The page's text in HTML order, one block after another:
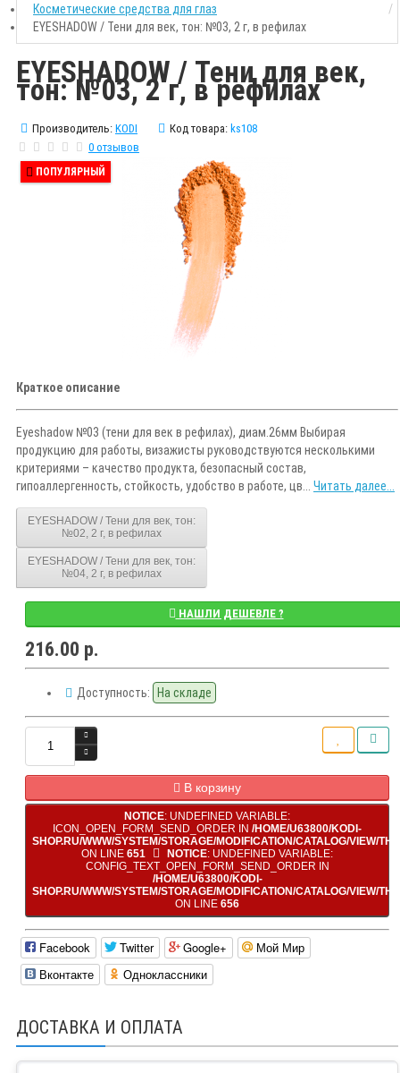
Косметические средства для глаз
EYESHADOW / Тени для век, тон: №03, 2 г, в рефилах
EYESHADOW / Тени для век,
тон: №03, 2 г, в рефилах
Производитель: KODI Код товара: ks108
0 отзывов
ПОПУЛЯРНЫЙ
Краткое описание
Eyeshadow №03 (тени для век в рефилах), диам.26мм Выбирая
продукцию для работы, визажисты руководствуются несколькими
критериями – качество продукта, безопасный состав,
гипоаллергенность, стойкость, удобство в работе, цв... Читать далее...
EYESHADOW / Тени для век, тон:
№02, 2 г, в рефилах
EYESHADOW / Тени для век, тон:
№04, 2 г, в рефилах
НАШЛИ ДЕШЕВЛЕ ?
216.00 р.
Доступность: На складе
В корзину
NOTICE: UNDEFINED VARIABLE:
ICON_OPEN_FORM_SEND_ORDER IN /HOME/U63800/KODI-
SHOP.RU/WWW/SYSTEM/STORAGE/MODIFICATION/CATALOG/VIEW/
ON LINE 651 NOTICE: UNDEFINED VARIABLE:
CONFIG_TEXT_OPEN_FORM_SEND_ORDER IN
/HOME/U63800/KODI-
SHOP.RU/WWW/SYSTEM/STORAGE/MODIFICATION/CATALOG/VIEW/
ON LINE 656
Facebook Twitter Google+
Мой Мир
Вконтакте
Одноклассники
ДОСТАВКА И ОПЛАТА